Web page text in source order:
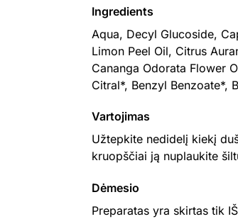
Ingredients
Aqua, Decyl Glucoside,
Limon Peel Oil, Citrus
Cananga Odorata Flower
Citral*, Benzyl Benzoate*,
Vartojimas
Užtepkite nedidelį kiekį
kruopščiai ją nuplaukite
Dėmesio
Preparatas yra skirtas tik